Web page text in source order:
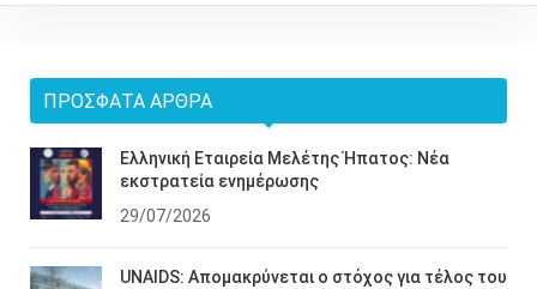
ΠΡΌΣΦΑΤΑ ΆΡΘΡΑ
Ελληνική Εταιρεία Μελέτης Ήπατος: Νέα
εκστρατεία ενημέρωσης
29/07/2026
UNAIDS: Απομακρύνεται ο στόχος για τέλος του